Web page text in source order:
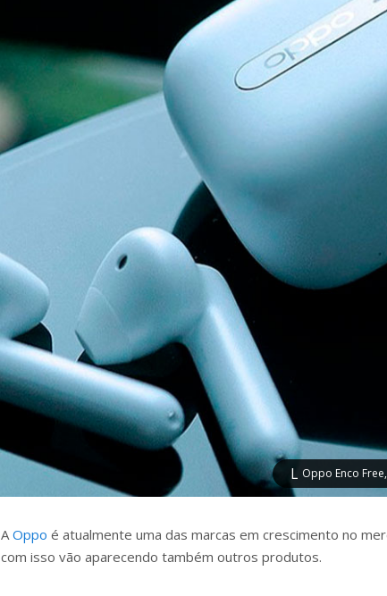
Oppo Enco
AOppo é atualmente uma das marcas em crescimento no
com isso vão aparecendo também outros produtos.